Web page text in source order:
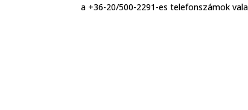
a +36-20/500-2291-es telefonszámok